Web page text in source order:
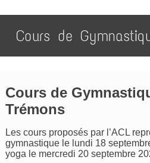
Cours de
Cours de
Trémons
Les cours proposés par l’ACL
gymnastique le lundi 18
yoga le mercredi 20 septembre